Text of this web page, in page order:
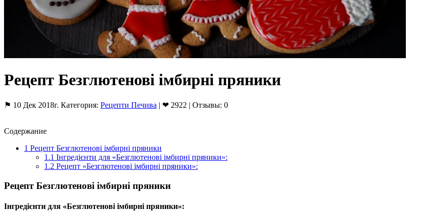
Рецепт Безглютенові імбирні пряники
⚑ 10 Дек 2018г. Категория: Рецепти Печива | ❤ 2922 | Отзывы: 0
Содержание
1 Рецепт Безглютенові імбирні пряники
1.1 Інгредієнти для «Безглютенові імбирні пряники»:
1.2 Рецепт «Безглютенові імбирні пряники»:
Рецепт Безглютенові імбирні пряники
Інгредієнти для «Безглютенові імбирні пряники»: